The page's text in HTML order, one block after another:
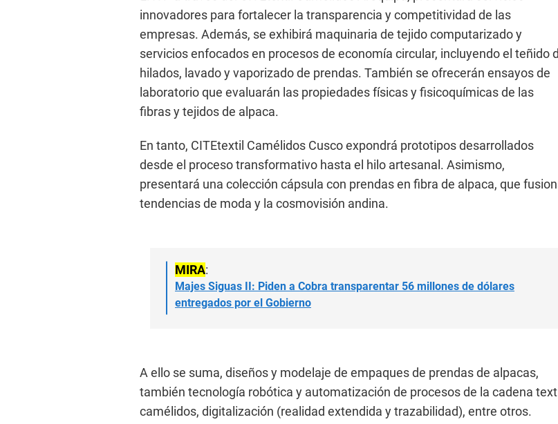
innovadores para fortalecer la transparencia y competitividad de las
empresas. Además, se exhibirá maquinaria de tejido computarizado y
servicios enfocados en procesos de economía circular, incluyendo el teñido
hilados, lavado y vaporizado de prendas. También se ofrecerán ensayos de
laboratorio que evaluarán las propiedades físicas y fisicoquímicas de las
fibras y tejidos de alpaca.
En tanto, CITEtextil Camélidos Cusco expondrá prototipos desarrollados
desde el proceso transformativo hasta el hilo artesanal. Asimismo,
presentará una colección cápsula con prendas en fibra de alpaca, que
tendencias de moda y la cosmovisión andina.
MIRA:
Majes Siguas II: Piden a Cobra transparentar 56 millones de dólares
entregados por el Gobierno
A ello se suma, diseños y modelaje de empaques de prendas de alpacas,
también tecnología robótica y automatización de procesos de la cadena
camélidos, digitalización (realidad extendida y trazabilidad), entre otros.